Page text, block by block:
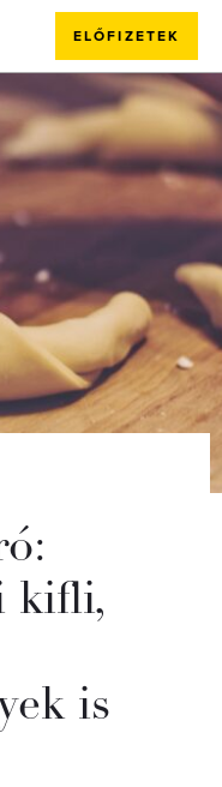
ELŐFIZETEK
kifli,
is